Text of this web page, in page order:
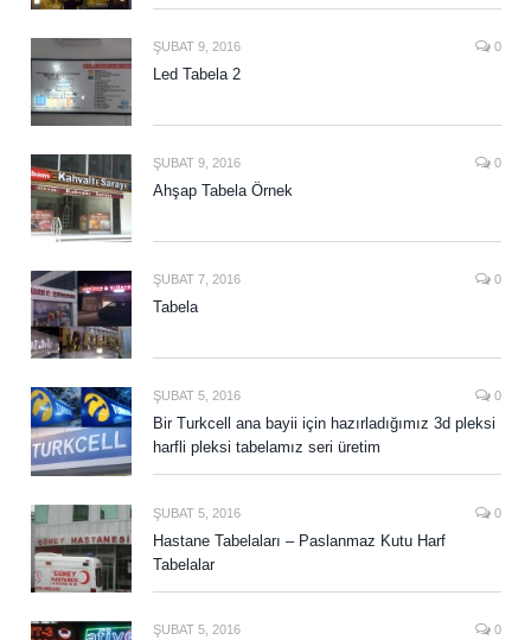
ŞUBAT 9, 2016 0
Led Tabela 2
ŞUBAT 9, 2016 0
Ahşap Tabela Örnek
ŞUBAT 7, 2016 0
Tabela
ŞUBAT 5, 2016 0
Bir Turkcell ana bayii için hazırladığımız 3d pleksi
harfli pleksi tabelamız seri üretim
ŞUBAT 5, 2016 0
Hastane Tabelaları – Paslanmaz Kutu Harf
Tabelalar
ŞUBAT 5, 2016 0